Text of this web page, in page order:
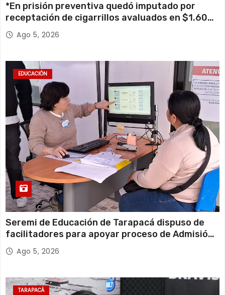
*En prisión preventiva quedó imputado por
receptación de cigarrillos avaluados en $1.600
millones*
Ago 5, 2026
EDUCACIÓN
Seremi de Educación de Tarapacá dispuso de
facilitadores para apoyar proceso de Admisión
Escolar 2027
Ago 5, 2026
TARAPACÁ